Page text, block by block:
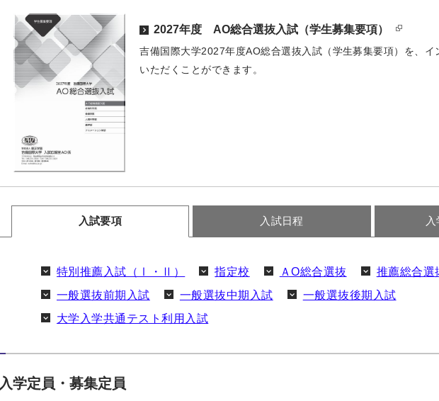
2027年度 AO総合選抜入試（学生募集要項）
吉備国際大学2027年度AO総合選抜入試（学生募集要項）を、イ
いただくことができます。
入試要項 入試日程
特別推薦入試（Ⅰ・Ⅱ） 指定校 ＡO総合選抜
推薦総合選
一般選抜前期入試
一般選抜中期入試
一般選抜後期入試
大学入学共通テスト利用入試
入学定員・募集定員